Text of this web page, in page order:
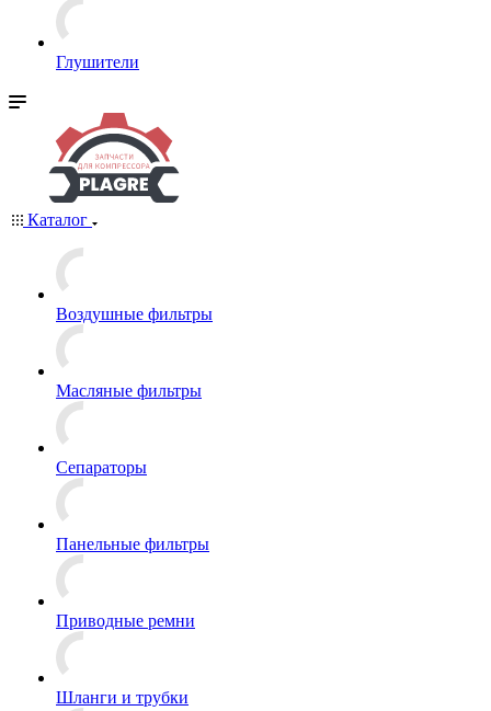
Глушители
Каталог
Воздушные фильтры
Масляные фильтры
Сепараторы
Панельные фильтры
Приводные ремни
Шланги и трубки